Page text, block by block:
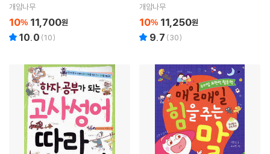
개암나무
10% 11,700원
10.0 (10)
개암나무
10% 11,250원
9.7 (30)